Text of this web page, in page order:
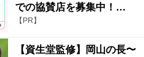
での協賛店を募集中！…
【PR】
【資生堂監修】岡山の長〜